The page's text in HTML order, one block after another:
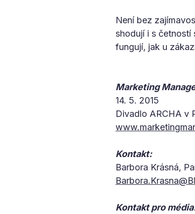
Není bez
shodují i s četností
fungují, jak u
Marketing
14. 5. 2015
Divadlo ARCHA v
Kontakt:
Barbora Krásná,
Kontakt pro